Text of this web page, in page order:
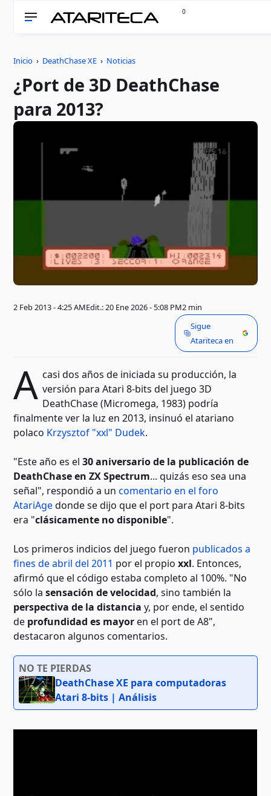
0
Inicio › DeathChase XE › Noticias
¿Port de 3D DeathChase
para 2013?
2 Feb 2013 - 4:25 AMEdit.: 20 Ene 2026 - 5:08 PM2 min
Sigue
Atariteca en
A casi dos años de iniciada su producción, la
versión para Atari 8-bits del juego 3D
DeathChase (Micromega, 1983) podría
finalmente ver la luz en 2013, insinuó el atariano
polaco Krzysztof "xxl" Dudek.
"Este año es el 30 aniversario de la publicación de
DeathChase en ZX Spectrum... quizás eso sea una
señal", respondió a uncomentario en el foro
AtariAgedonde se dijo que el port para Atari 8-bits
era "clásicamente no disponible".
Los primeros indicios del juego fueron publicados a
fines de abril del 2011 por el propio xxl. Entonces,
afirmó que el código estaba completo al 100%. "No
sólo lasensación de velocidad, sino también la
perspectiva de la distanciay, por ende, el sentido
de profundidad es mayoren el port de A8",
destacaron algunos comentarios.
NO TE PIERDAS
DeathChase XE para computadoras
Atari 8-bits | Análisis